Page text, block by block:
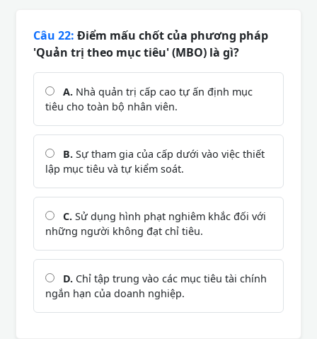
Câu 22: Điểm mấu chốt của phương pháp
'Quản trị theo mục tiêu' (MBO) là gì?
A. Nhà quản trị cấp cao tự ấn định mục
tiêu cho toàn bộ nhân viên.
B. Sự tham gia của cấp dưới vào việc thiết
lập mục tiêu và tự kiểm soát.
C. Sử dụng hình phạt nghiêm khắc đối với
những người không đạt chỉ tiêu.
D. Chỉ tập trung vào các mục tiêu tài chính
ngắn hạn của doanh nghiệp.